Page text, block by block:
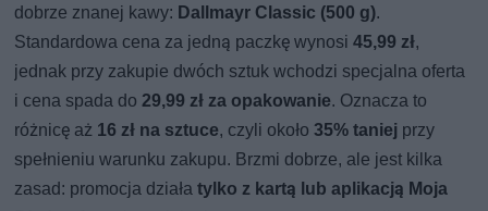
dobrze znanej kawy: Dallmayr Classic (500 g).
Standardowa cena za jedną paczkę wynosi45,99 zł,
jednak przy zakupie dwóch sztuk wchodzi specjalna oferta
i cena spada do29,99 zł za opakowanie. Oznacza to
różnicę aż 16 zł na sztuce, czyli około35% taniej przy
spełnieniu warunku zakupu. Brzmi dobrze, ale jest kilka
zasad: promocja działatylko z kartą lub aplikacją Moja